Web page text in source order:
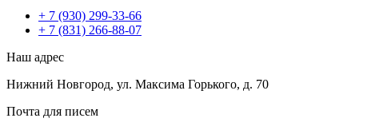
+ 7 (930) 299-33-66
+ 7 (831) 266-88-07
Наш адрес
Нижний Новгород, ул. Максима Горького, д. 70
Почта для писем